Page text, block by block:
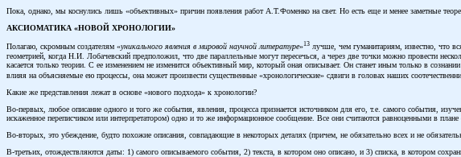
Пока, однако, мы коснулись лишь «объективных» причин появления работ А.Т.Фоменко на свет. Но есть еще и менее заметные
АКСИОМАТИКА «НОВОЙ ХРОНОЛОГИИ»
Полагаю, скромным создателям «уникального явления в мировой научной литературе»13 лучше, чем гуманитариям, известно, что
геометрией, когда Н.И. Лобачевский предположил, что две параллельные могут пересечься, а через две точки можно провести
касается только теории. С ее изменением не изменится объективный мир, который оная описывает. Он станет иным только в
влияя на объясняемые ею процессы, она может произвести существенные «хронологические» сдвиги в головах наших
Какие же представления лежат в основе «нового подхода» к хронологии?
Во-первых, любое описание одного и того же события, явления, процесса признается источником для его, т.е. самого события,
искаженное переписчиком или интерпретатором) одно и то же информационное сообщение. Все они считаются равноценными в
Во-вторых, это убеждение, будто похожие описания, совпадающие в некоторых деталях (причем, не обязательно всех и не
В-третьих, отождествляются даты: 1) самого описываемого события, 2) текста, в котором оно описано, и 3) списка, в котором